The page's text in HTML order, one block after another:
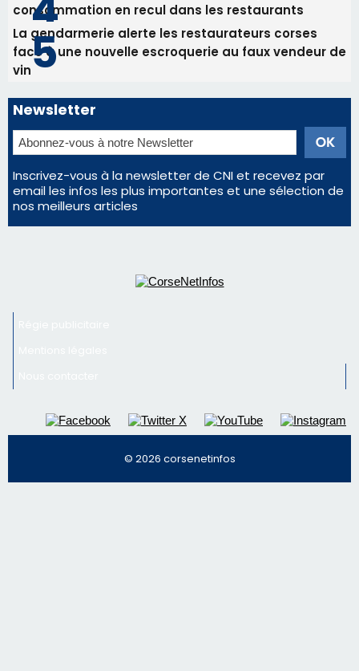
email les infos les plus importantes et une sélection de
nos meilleurs articles
Régie publicitaire
Nous contacter
© 2026 corsenetinfos